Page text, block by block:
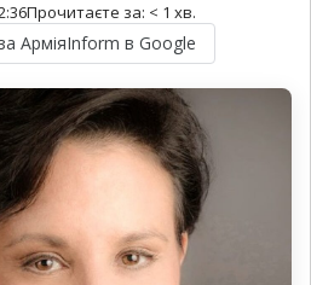
Прочитаєте за: < 1 хв.
АрміяInform в Google